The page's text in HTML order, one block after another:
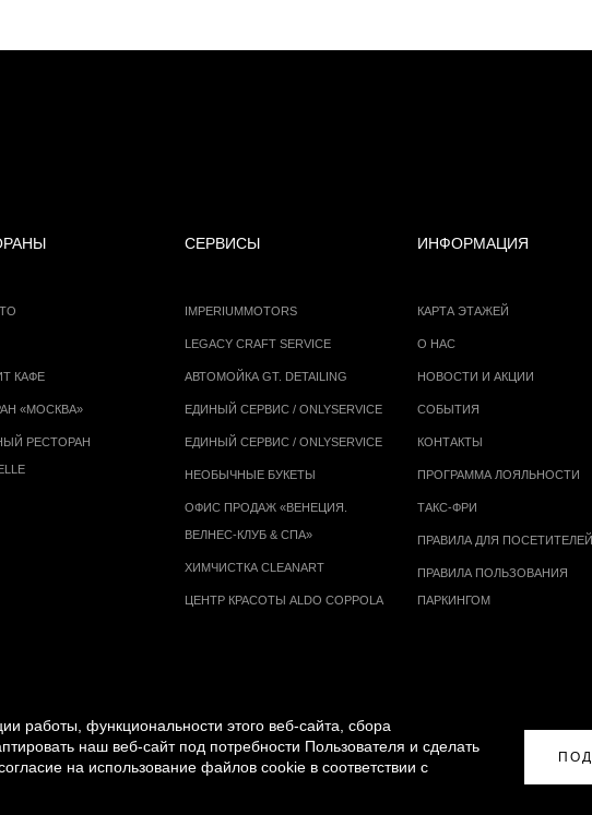
КАФЕ
«МОСКВА»
РЕСТОРАН
СЕРВИСЫ
IMPERIUMMOTORS
LEGACY CRAFT SERVICE
АВТОМОЙКА GT. DETAILING
ЕДИНЫЙ СЕРВИС / ONLYSERVICE
ЕДИНЫЙ СЕРВИС / ONLYSERVICE
НЕОБЫЧНЫЕ БУКЕТЫ
ОФИС ПРОДАЖ «ВЕНЕЦИЯ.
ВЕЛНЕС-КЛУБ & СПА»
ХИМЧИСТКА CLEANART
ЦЕНТР КРАСОТЫ ALDO COPPOLA
ИНФОРМАЦИЯ
КАРТА ЭТАЖЕЙ
О НАС
НОВОСТИ И АКЦИИ
СОБЫТИЯ
КОНТАКТЫ
ПРОГРАММА ЛОЯЛЬНОСТИ
ТАКС-ФРИ
ПРАВИЛА ДЛЯ ПОСЕТИТЕЛЕЙ
ПРАВИЛА ПОЛЬЗОВАНИЯ
ПАРКИНГОМ
ОБРАБОТКИ ПЕРСОНАЛЬНЫХ ДАННЫХ|ПРАВИЛА ДЛЯ ПОСЕТИТЕЛЕЙ ПРАВИЛА
работы, функциональности этого веб-сайта, сбора
наш веб-сайт под потребности Пользователя и сделать
на использование файлов cookie в соответствии с